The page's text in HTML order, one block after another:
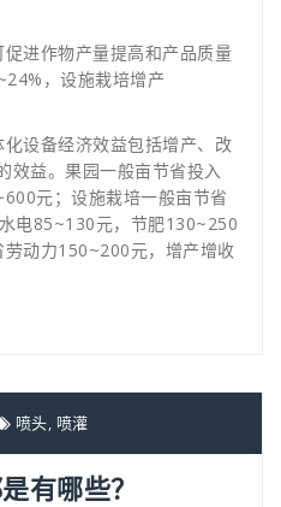
进作物产量提高和产品质量
，设施栽培增产
设备经济效益包括增产、改
效益。果园一般亩节省投入
元；设施栽培一般亩节省
电85~130元，节肥130~250
动力150~200元，增产增收
喷头, 喷灌
有哪些？